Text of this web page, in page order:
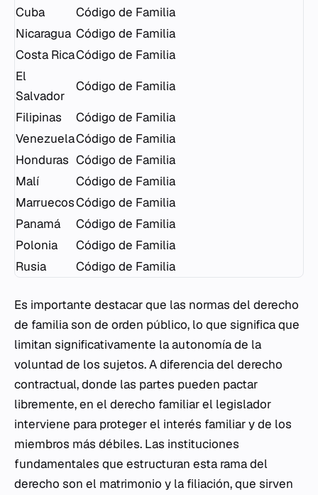
Cuba
Código de Familia
Nicaragua Código de Familia
Costa RicaCódigo de Familia
El
Salvador
Código de Familia
Filipinas
Código de Familia
VenezuelaCódigo de Familia
Honduras Código de Familia
Malí
Código de Familia
MarruecosCódigo de Familia
Panamá
Código de Familia
Polonia
Código de Familia
Rusia
Código de Familia
Es importante destacar que las normas del derecho
de familia son de orden público, lo que significa que
limitan significativamente la autonomía de la
voluntad de los sujetos. A diferencia del derecho
contractual, donde las partes pueden pactar
libremente, en el derecho familiar el legislador
interviene para proteger el interés familiar y de los
miembros más débiles. Las instituciones
fundamentales que estructuran esta rama del
derecho son el matrimonio y la filiación, que sirven